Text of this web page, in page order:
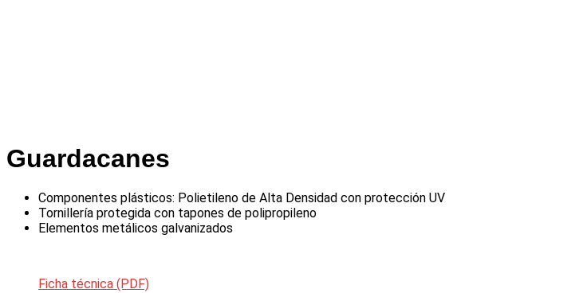
Guardacanes
Componentes plásticos: Polietileno de Alta Densidad con protección UV
Tornillería protegida con tapones de polipropileno
Elementos metálicos galvanizados
Ficha técnica (PDF)